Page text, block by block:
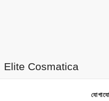
Elite Cosmatica